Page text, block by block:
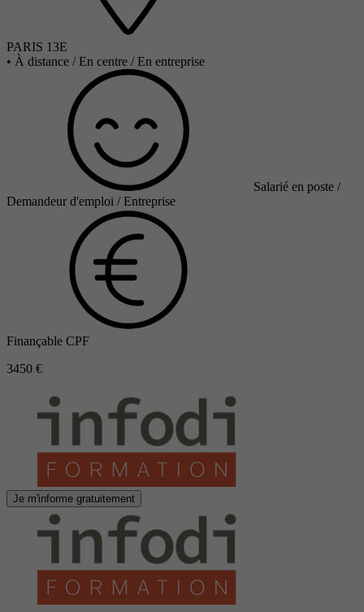
PARIS 13E
• À distance / En centre / En entreprise
Salarié en poste /
Demandeur d'emploi / Entreprise
Finançable CPF
3450 €
Je m'informe gratuitement